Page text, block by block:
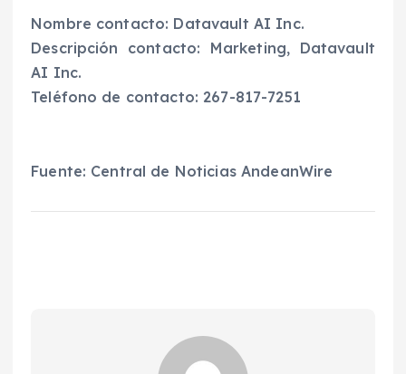
Nombre contacto: Datavault AI Inc.
Descripción contacto: Marketing, Datavault
AI Inc.
Teléfono de contacto: 267-817-7251
Fuente: Central de Noticias AndeanWire